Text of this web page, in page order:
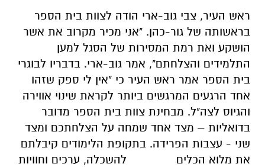
ראש העיר, צבי גוב-ארי הודה לצוות בית הספר
בראשותה של גור-כהן. "אני מכיר מקרוב את אשר
הושקע ואת רמת המסירות של הסגל למען
התלמידים והצלחתם", אמר גוב-ארי. בדבריו לבוגרי
בית הספר אמר ראש העיר כי "אין לי ספק שזהו
אחד הרגעים המרגשים ביותר לקראת שינוי אווירה
והגיוס לצה"ל. מבחינת צוות בית הספר מדובר
בדואליות – מצד אחד שמחה על הצלחתכם ומצד
שני - עצבות הפרידה. בתקופת הלימודים קיבלתם
את מלוא הכלים להשכלה, ערכים וחוויות